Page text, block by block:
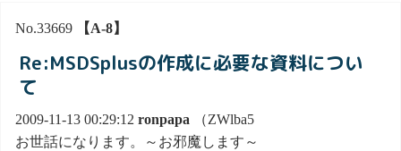
No.33669 【A-8】
Re:MSDSplusの作成に必要な資料につい
て
2009-11-13 00:29:12 ronpapa （ZWlba5
お世話になります。～お邪魔します～